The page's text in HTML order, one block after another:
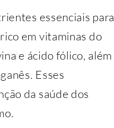
essenciais para
em vitaminas do
e ácido fólico, além
Esses
da saúde dos